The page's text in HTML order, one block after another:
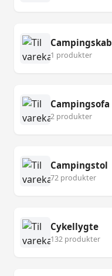
Campingskab
1 produkter
Campingsofa
2 produkter
Campingstol
72 produkter
Cykellygte
132 produkter